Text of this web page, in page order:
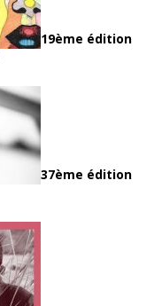
19ème édition
37ème édition